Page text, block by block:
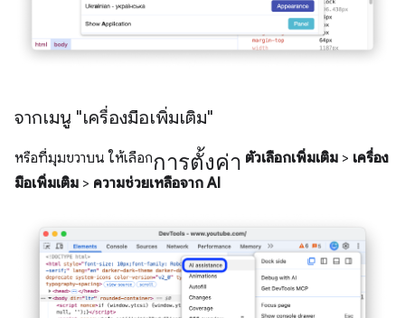
จากเมนู "เครื่องมือเพิ่มเติม"
หรือที่มุมขวาบน ให้เลือกการตั้งค่า ตัวเลือกเพิ่มเติม > เครื่อง
มือเพิ่มเติม > ความช่วยเหลือจาก AI